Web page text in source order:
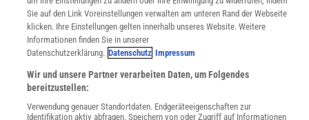
Sie auf den Link Voreinstellungen verwalten am unteren Rand der Webseite
klicken. Ihre Einstellungen gelten innerhalb unseres Website. Weitere
Informationen finden Sie in unserer
Datenschutzerklärung. Datenschutz Impressum
Wir und unsere Partner verarbeiten Daten, um Folgendes
bereitzustellen:
Verwendung genauer Standortdaten. Endgeräteeigenschaften zur
Identifikation aktiv abfragen. Speichern von oder Zugriff auf Informationen